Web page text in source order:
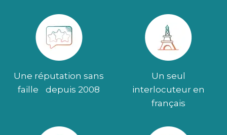
Une réputation sans
faille depuis 2008
Un seul
interlocuteur en
français